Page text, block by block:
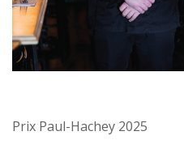
Prix Paul-Hachey 2025